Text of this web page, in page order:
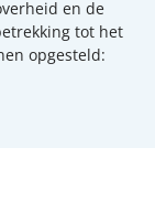
en de
tot het
opgesteld: